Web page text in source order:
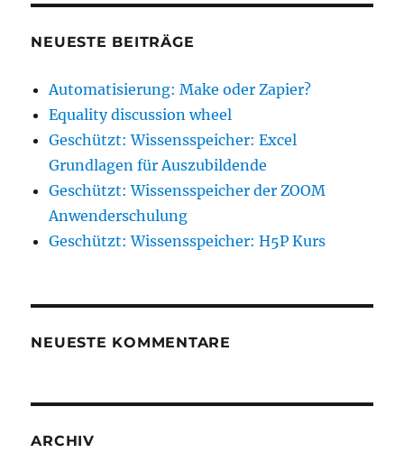
progressive
NEUESTE BEITRÄGE
Automatisierung: Make oder Zapier?
Equality discussion wheel
Geschützt: Wissensspeicher: Excel
Grundlagen für Auszubildende
Geschützt: Wissensspeicher der ZOOM
Anwenderschulung
Geschützt: Wissensspeicher: H5P Kurs
NEUESTE KOMMENTARE
ARCHIV